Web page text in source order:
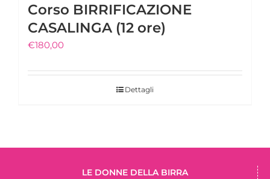
Corso BIRRIFICAZIONE
CASALINGA (12 ore)
€180,00
Dettagli
LE DONNE DELLA BIRRA